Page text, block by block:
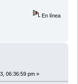
En línea
06:36:59 pm »